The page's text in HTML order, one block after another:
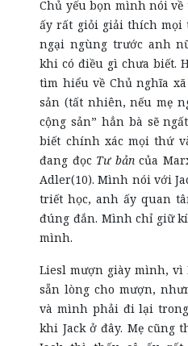
Chủ yếu bọn mình nói
ấy rất giỏi giải thích mọi
ngại ngùng trước anh
khi có điều gì chưa biết.
tìm hiểu về Chủ nghĩa
sản (tất nhiên, nếu mẹ
cộng sản” hẳn bà sẽ
biết chính xác mọi thứ
đang đọc Tư bảncủa
Adler(10). Mình nói với
triết học, anh ấy quan
đúng đắn. Mình chỉ giữ
mình.
Liesl mượn giày mình,
sẵn lòng cho mượn,
và mình phải đi lại
khi Jack ở đây. Mẹ cũng